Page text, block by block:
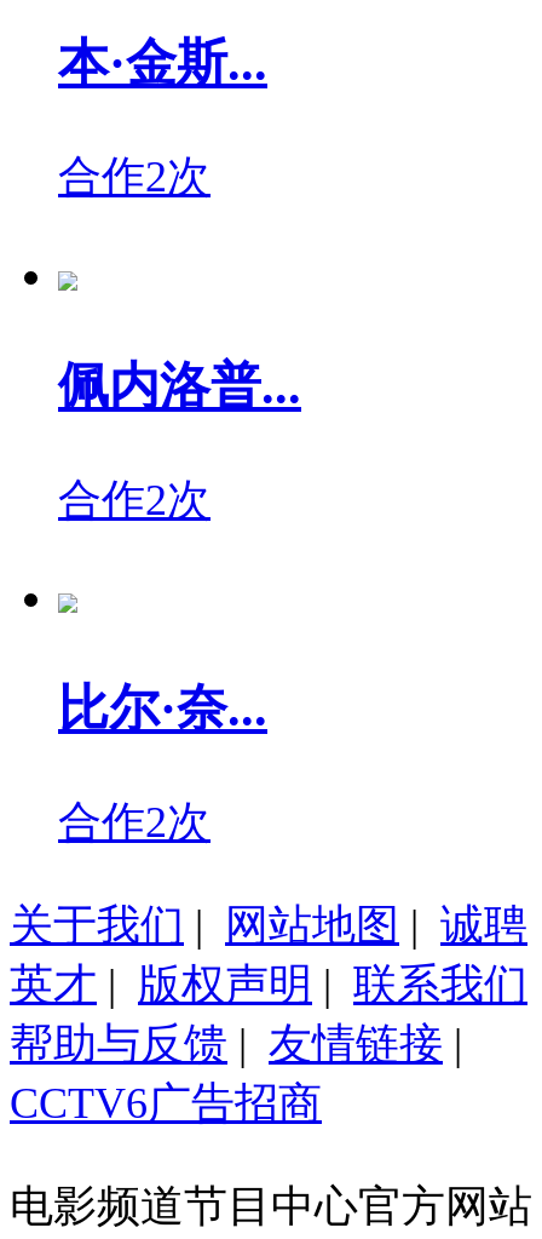
本·金斯...
合作2次
佩内洛普...
合作2次
比尔·奈...
合作2次
关于我们 | 网站地图 | 诚聘
英才 | 版权声明 | 联系我们
帮助与反馈 | 友情链接 |
CCTV6广告招商
电影频道节目中心官方网站